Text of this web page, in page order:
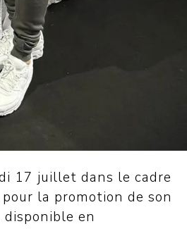
17 juillet dans le cadre
la promotion de son
disponible en